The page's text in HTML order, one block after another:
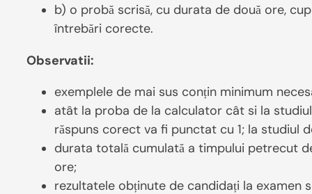
b) o probă scrisă, cu durata de două ore,
întrebări corecte.
Observatii:
exemplele de mai sus conțin minimum
atât la proba de la calculator cât si la
răspuns corect va fi punctat cu 1; la studiul
durata totală cumulată a timpului petrecut
ore;
rezultatele obținute de candidați la examen